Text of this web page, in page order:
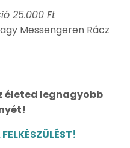
25.000 Ft
Messengeren Rácz
életed legnagyobb